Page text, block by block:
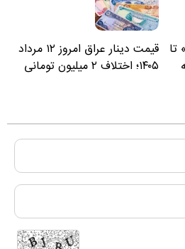
تا
قیمت دینار عراق امروز ۱۲ مرداد
۱۴۰۵؛ اختلاف ۲ میلیون تومانی